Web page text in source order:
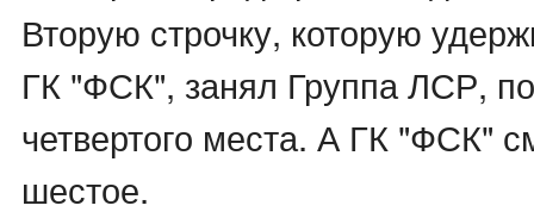
Вторую строчку, которую
ГК "ФСК", занял Группа ЛСР,
четвертого места. А ГК "ФСК"
шестое.